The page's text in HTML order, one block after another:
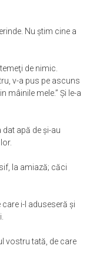
Nu ştim cine a
de nimic.
v-a pus pe ascuns
mele.” Şi le-a
apă de şi-au
la amiază; căci
i-l aduseseră şi
vostru tată, de care